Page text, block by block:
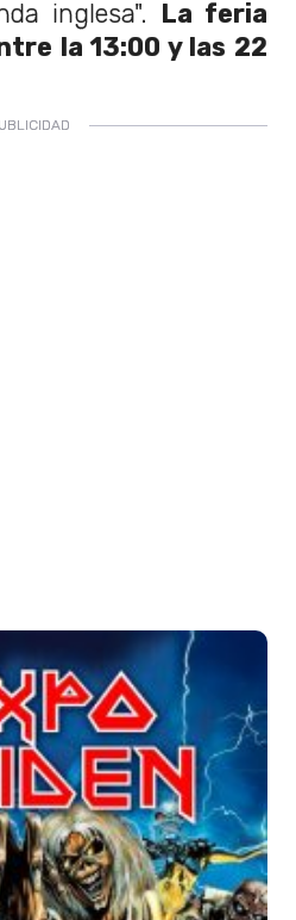
inglesa". La feria
la 13:00 y las 22